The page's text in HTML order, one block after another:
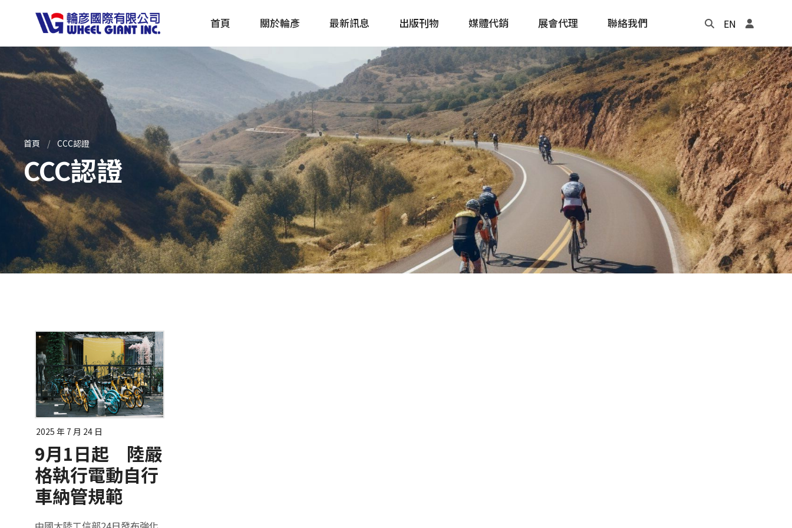
首頁 關於輪彥 最新訊息 出版刊物
產品採購指南 TBS
全球電動自行車專刊 EBS
自行車&電動車市場快訊
Bike & E-Bike Market
Update
單車誌 Cycling Update
簡體版 單車志 Bicycling
戶外探索 Outside
主題書籍
年度記事本
媒體代銷 展會代理 聯絡我們 EN
首頁 CCC認證
CCC認證
2025 年 7 月 24 日
9月1日起 陸嚴
格執行電動自行
車納管規範